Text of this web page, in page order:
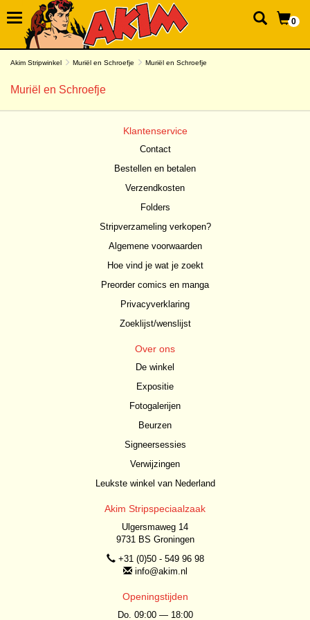
0
Akim Stripwinkel Muriël en Schroefje Muriël en Schroefje
Muriël en Schroefje
Klantenservice
Contact
Bestellen en betalen
Verzendkosten
Folders
Stripverzameling verkopen?
Algemene voorwaarden
Hoe vind je wat je zoekt
Preorder comics en manga
Privacyverklaring
Zoeklijst/wenslijst
Over ons
De winkel
Expositie
Fotogalerijen
Beurzen
Signeersessies
Verwijzingen
Leukste winkel van Nederland
Akim Stripspeciaalzaak
Ulgersmaweg 14
9731 BS Groningen
+31 (0)50 - 549 96 98
info@akim.nl
Openingstijden
Do. 09:00 — 18:00